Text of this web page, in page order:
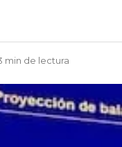
min de lectura